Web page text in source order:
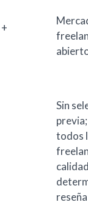
+
Sin
todos